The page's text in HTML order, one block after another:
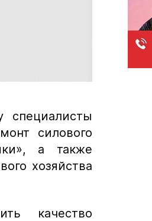
специалисты
силового
а также
хозяйства
качество